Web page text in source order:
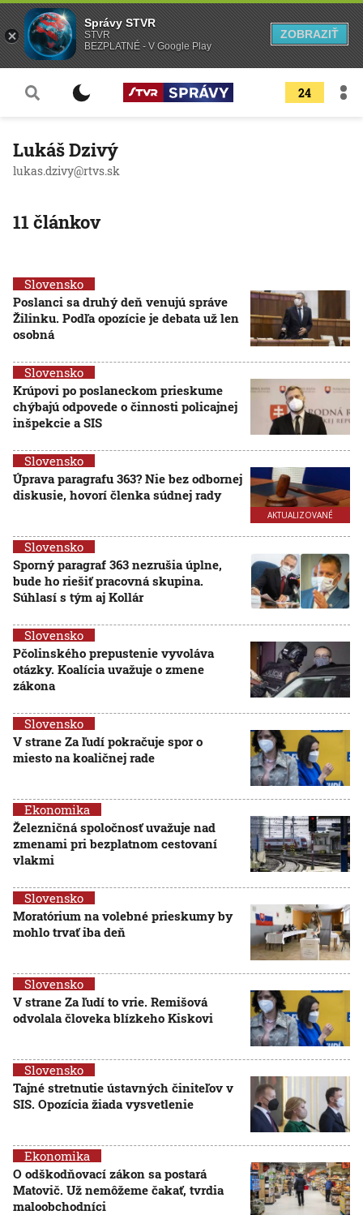
24
Lukáš Dzivý
lukas.dzivy@rtvs.sk
11 článkov
Slovensko
Poslanci sa druhý deň venujú správe
Žilinku. Podľa opozície je debata už len
osobná
Slovensko
Krúpovi po poslaneckom prieskume
chýbajú odpovede o činnosti policajnej
inšpekcie a SIS
AKTUALIZOVANÉ
Slovensko
Úprava paragrafu 363? Nie bez odbornej
diskusie, hovorí členka súdnej rady
Slovensko
Sporný paragraf 363 nezrušia úplne,
bude ho riešiť pracovná skupina.
Súhlasí s tým aj Kollár
Slovensko
Pčolinského prepustenie vyvoláva
otázky. Koalícia uvažuje o zmene
zákona
Slovensko
V strane Za ľudí pokračuje spor o
miesto na koaličnej rade
Ekonomika
Železničná spoločnosť uvažuje nad
zmenami pri bezplatnom cestovaní
vlakmi
Slovensko
Moratórium na volebné prieskumy by
mohlo trvať iba deň
Slovensko
V strane Za ľudí to vrie. Remišová
odvolala človeka blízkeho Kiskovi
Slovensko
Tajné stretnutie ústavných činiteľov v
SIS. Opozícia žiada vysvetlenie
Ekonomika
O odškodňovací zákon sa postará
Matovič. Už nemôžeme čakať, tvrdia
maloobchodníci
Správy STVR
STVR
BEZPLATNÉ - V Google Play
ZOBRAZIŤ